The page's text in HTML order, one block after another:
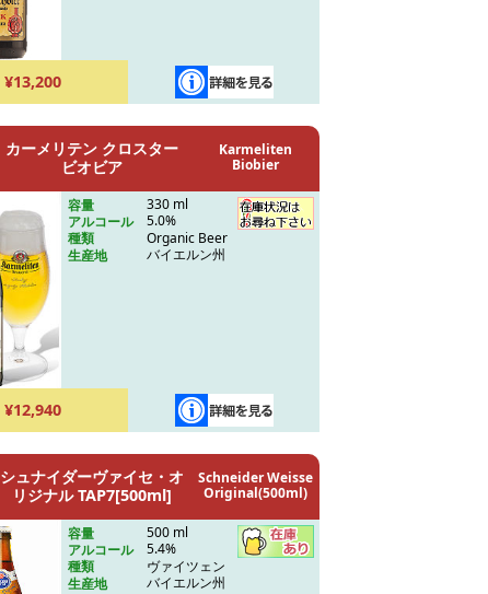
¥13,200
カーメリテン クロスター
ビオビア
Karmeliten
Biobier
容量
330 ml
アルコール
5.0%
種類
Organic Beer
生産地
バイエルン州
¥12,940
シュナイダーヴァイセ・オ
リジナル TAP7[500ml]
Schneider Weisse
Original(500ml)
容量
500 ml
アルコール
5.4%
種類
ヴァイツェン
生産地
バイエルン州